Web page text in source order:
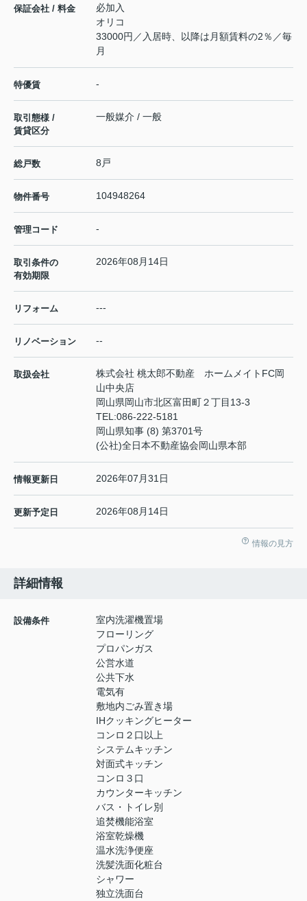
保証会社 / 料金
必加入
オリコ
33000円／入居時、以降は月額賃料の2％／毎
月
特優賃 -
取引態様 /
賃貸区分
一般媒介 / 一般
総戸数 8戸
物件番号 104948264
管理コード -
取引条件の
有効期限
2026年08月14日
リフォーム ---
リノベーション --
取扱会社
株式会社 桃太郎不動産 ホームメイトFC岡
山中央店
岡山県岡山市北区富田町２丁目13-3
TEL:086-222-5181
岡山県知事 (8) 第3701号
(公社)全日本不動産協会岡山県本部
情報更新日 2026年07月31日
更新予定日 2026年08月14日
情報の見方
詳細情報
設備条件
室内洗濯機置場
フローリング
プロパンガス
公営水道
公共下水
電気有
敷地内ごみ置き場
IHクッキングヒーター
コンロ２口以上
システムキッチン
対面式キッチン
コンロ３口
カウンターキッチン
バス・トイレ別
追焚機能浴室
浴室乾燥機
温水洗浄便座
洗髪洗面化粧台
シャワー
独立洗面台